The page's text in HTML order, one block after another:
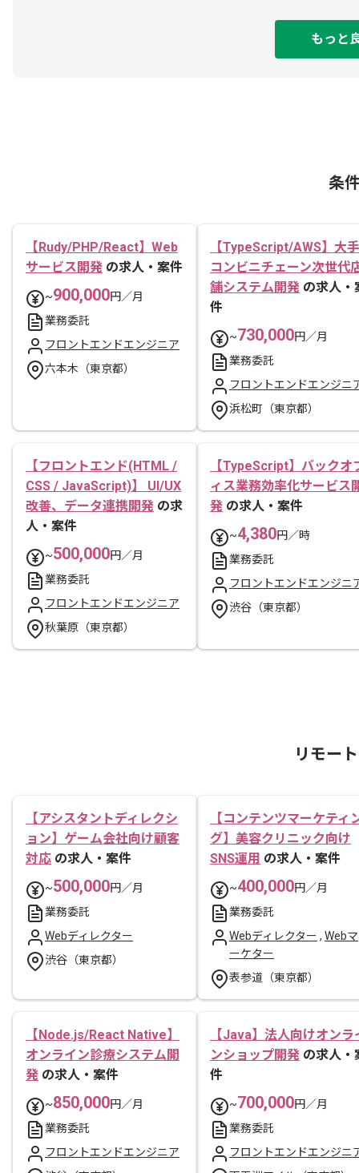
もっと
条
【Rudy/PHP/React】Web
サービス開発 の求人・案件
~900,000円／月
業務委託
フロントエンドエンジニア
六本木（東京都）
【TypeScript/AWS】大手
コンビニチェーン次世代
舗システム開発 の求人・
件
~730,000円／月
業務委託
フロントエンドエンジニ
浜松町（東京都）
【フロントエンド(HTML /
CSS / JavaScript)】 UI/UX
改善、データ連携開発 の求
人・案件
~500,000円／月
業務委託
フロントエンドエンジニア
秋葉原（東京都）
【TypeScript】バックオ
ィス業務効率化サービス
発 の求人・案件
~4,380円／時
業務委託
フロントエンドエンジニ
渋谷（東京都）
リモー
【アシスタントディレクシ
ョン】ゲーム会社向け顧客
対応 の求人・案件
~500,000円／月
業務委託
Webディレクター
渋谷（東京都）
【コンテンツマーケティ
グ】美容クリニック向け
SNS運用 の求人・案件
~400,000円／月
業務委託
Webディレクター , Webマ
ーケター
表参道（東京都）
【Node.js/React Native】
オンライン診療システム開
発 の求人・案件
~850,000円／月
業務委託
フロントエンドエンジニア
【Java】法人向けオンラ
ンショップ開発 の求人・
件
~700,000円／月
業務委託
フロントエンドエンジニ